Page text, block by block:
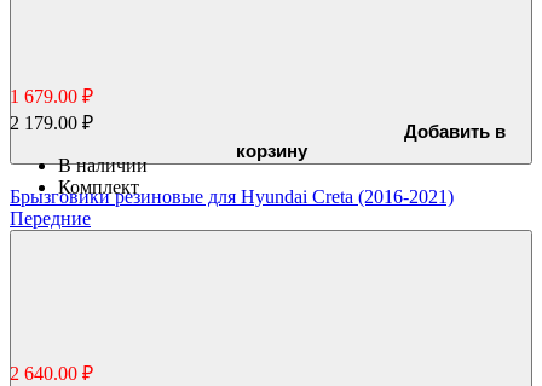
Добавить в
корзину
Брызговики резиновые для Hyundai Creta (2016-2021)
Передние
1 679.00 ₽
2 179.00 ₽
В наличии
Комплект
2 640.00 ₽